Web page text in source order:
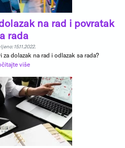
na rad i povratak
rada
15.11.2022.
dolazak na rad i odlazak sa rada?
više